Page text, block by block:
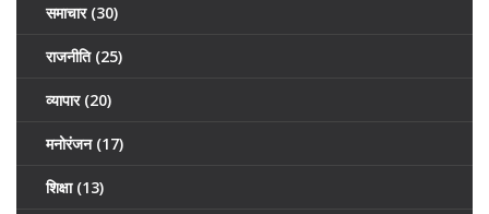
समाचार (30)
राजनीति (25)
व्यापार (20)
मनोरंजन (17)
शिक्षा (13)